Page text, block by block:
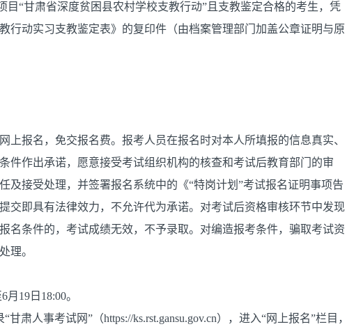
目“甘肃省深度贫困县农村学校支教行动”且支教鉴定合格的考生，凭
行动实习支教鉴定表》的复印件（由档案管理部门加盖公章证明与原
上报名，免交报名费。报考人员在报名时对本人所填报的信息真实、
件作出承诺，愿意接受考试组织机构的核查和考试后教育部门的审
及接受处理，并签署报名系统中的《“特岗计划”考试报名证明事项告
交即具有法律效力，不允许代为承诺。对考试后资格审核环节中发现
名条件的，考试成绩无效，不予录取。对编造报考条件，骗取考试资
理。
19日18:00。
甘肃人事考试网”（https://ks.rst.gansu.gov.cn），进入“网上报名”栏目，